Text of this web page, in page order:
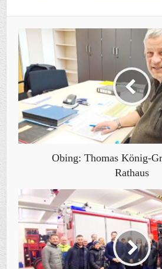
Obing: Thomas König-
Rathaus